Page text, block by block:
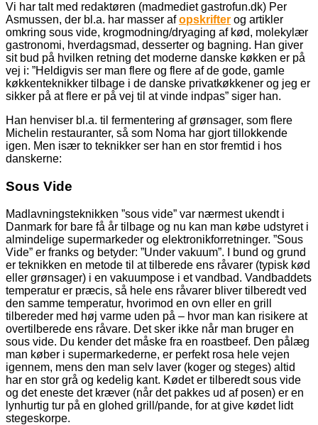
Vi har talt med redaktøren (madmediet gastrofun.dk) Per
Asmussen, der bl.a. har masser afopskrifter og artikler
omkring sous vide, krogmodning/dryaging af kød, molekylær
gastronomi, hverdagsmad, desserter og bagning. Han giver
sit bud på hvilken retning det moderne danske køkken er på
vej i: ”Heldigvis ser man flere og flere af de gode, gamle
køkkenteknikker tilbage i de danske privatkøkkener og jeg er
sikker på at flere er på vej til at vinde indpas” siger han.
Han henviser bl.a. til fermentering af grønsager, som flere
Michelin restauranter, så som Noma har gjort tillokkende
igen. Men især to teknikker ser han en stor fremtid i hos
danskerne:
Sous Vide
Madlavningsteknikken ”sous vide” var nærmest ukendt i
Danmark for bare få år tilbage og nu kan man købe udstyret i
almindelige supermarkeder og elektronikforretninger. ”Sous
Vide” er franks og betyder: ”Under vakuum”. I bund og grund
er teknikken en metode til at tilberede ens råvarer (typisk kød
eller grønsager) i en vakuumpose i et vandbad. Vandbaddets
temperatur er præcis, så hele ens råvarer bliver tilberedt ved
den samme temperatur, hvorimod en ovn eller en grill
tilbereder med høj varme uden på – hvor man kan risikere at
overtilberede ens råvare. Det sker ikke når man bruger en
sous vide. Du kender det måske fra en roastbeef. Den pålæg
man køber i supermarkederne, er perfekt rosa hele vejen
igennem, mens den man selv laver (koger og steges) altid
har en stor grå og kedelig kant. Kødet er tilberedt sous vide
og det eneste det kræver (når det pakkes ud af posen) er en
lynhurtig tur på en glohed grill/pande, for at give kødet lidt
stegeskorpe.